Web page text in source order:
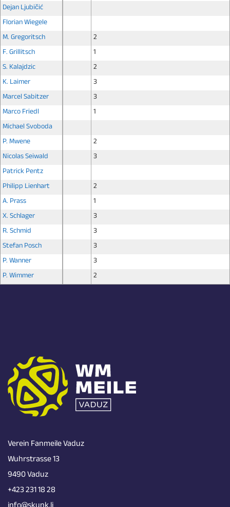
Dejan Ljubičić
Florian Wiegele
M. Gregoritsch
2
F. Grillitsch
1
S. Kalajdzic
2
K. Laimer
3
Marcel Sabitzer
3
Marco Friedl
1
Michael Svoboda
P. Mwene
2
Nicolas Seiwald
3
Patrick Pentz
Philipp Lienhart
2
A. Prass
1
X. Schlager
3
R. Schmid
3
Stefan Posch
3
P. Wanner
3
P. Wimmer
2
Verein Fanmeile Vaduz
Wuhrstrasse 13
9490 Vaduz
+423 231 18 28